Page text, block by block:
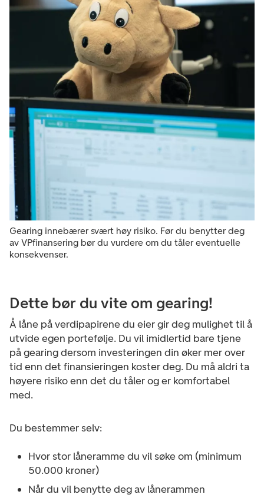
Gearing innebærer svært høy risiko. Før du benytter deg
av VPfinansering bør du vurdere om du tåler eventuelle
konsekvenser.
Dette bør du vite om gearing!
Å låne på verdipapirene du eier gir deg mulighet til å
utvide egen portefølje. Du vil imidlertid bare tjene
på gearing dersom investeringen din øker mer over
tid enn det finansieringen koster deg. Du må aldri ta
høyere risiko enn det du tåler og er komfortabel
med.
Du bestemmer selv:
Hvor stor låneramme du vil søke om (minimum
50.000 kroner)
Når du vil benytte deg av lånerammen